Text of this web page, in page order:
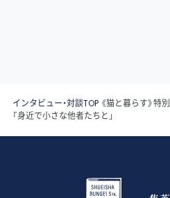
インタビュー・対談TOP 《猫と暮らす》特
「身近で小さな他者たちと」